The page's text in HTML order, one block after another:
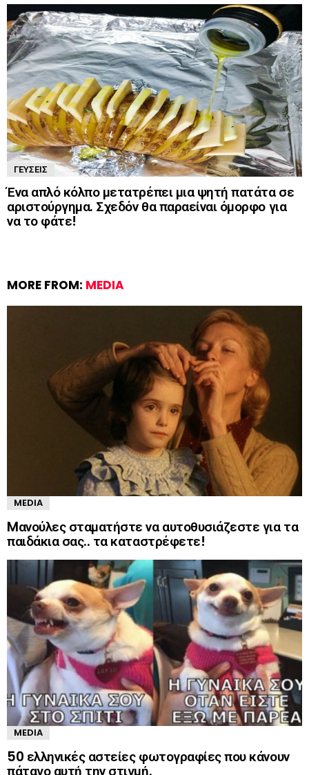
ΓΕΎΣΕΙΣ
Ένα απλό κόλπο μετατρέπει μια ψητή πατάτα σε
αριστούργημα. Σχεδόν θα παραείναι όμορφο για
να το φάτε!
MORE FROM: MEDIA
MEDIA
Mανούλες σταματήστε να αυτοθυσιάζεστε για τα
παιδάκια σας.. τα καταστρέφετε!
MEDIA
50 ελληνικές αστείες φωτογραφίες που κάνουν